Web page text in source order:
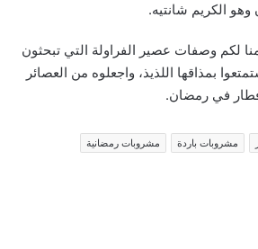
الكريم شانتيه.
لكم وصفات عصير الفراولة التي تبحثون
بمذاقها اللذيذ، واجعلوه من العصائر
في رمضان.
مشروبات باردة
مشروبات رمضانية